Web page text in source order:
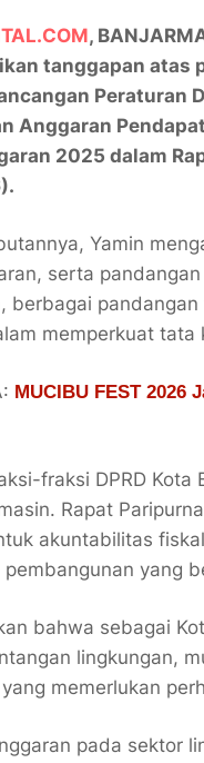
,
tanggapan atas
Peraturan
Anggaran
2025 dalam
Yamin
serta
berbagai
memperkuat
MUCIBU FEST 2026
fraksi DPRD
Rapat
akuntabilitas
yang
bahwa sebagai
lingkungan,
memerlukan
pada sektor